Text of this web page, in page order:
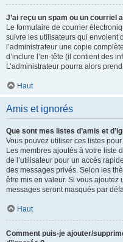
J’ai reçu un spam ou un courriel
Le formulaire de courrier
suivre les utilisateurs qui envoient
l’administrateur une copie
d’inclure l’en-tête (il contient des
L’administrateur pourra alors
Haut
Amis et ignorés
Que sont mes listes d’amis et
Vous pouvez utiliser ces listes
Les membres ajoutés à votre liste
de l’utilisateur pour un accès
des messages privés. Selon les
être mis en valeur. Si vous ajoutez
messages seront masqués par
Haut
Comment puis-je ajouter/